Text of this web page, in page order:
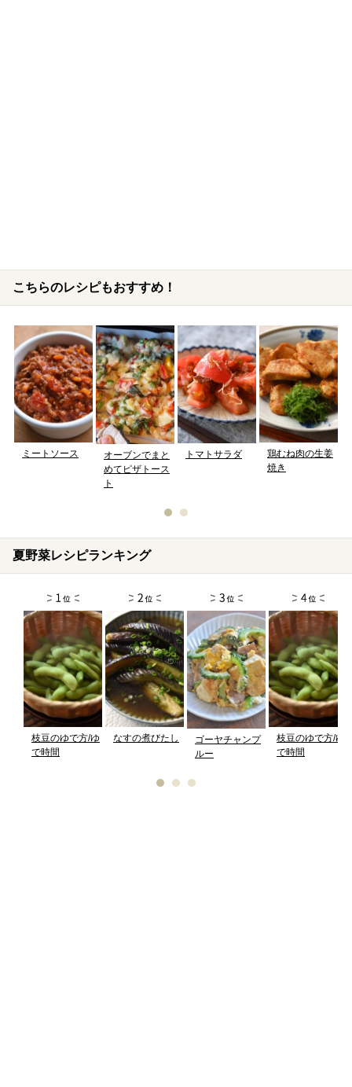
こちらのレシピもおすすめ！
ミートソース
オーブンでまと
めてピザトース
ト
トマトサラダ
鶏むね肉の生姜
焼き
夏野菜レシピランキング
枝豆のゆで方/ゆ
で時間
なすの煮びたし
ゴーヤチャンプ
ルー
枝豆のゆで方/ゆ
で時間